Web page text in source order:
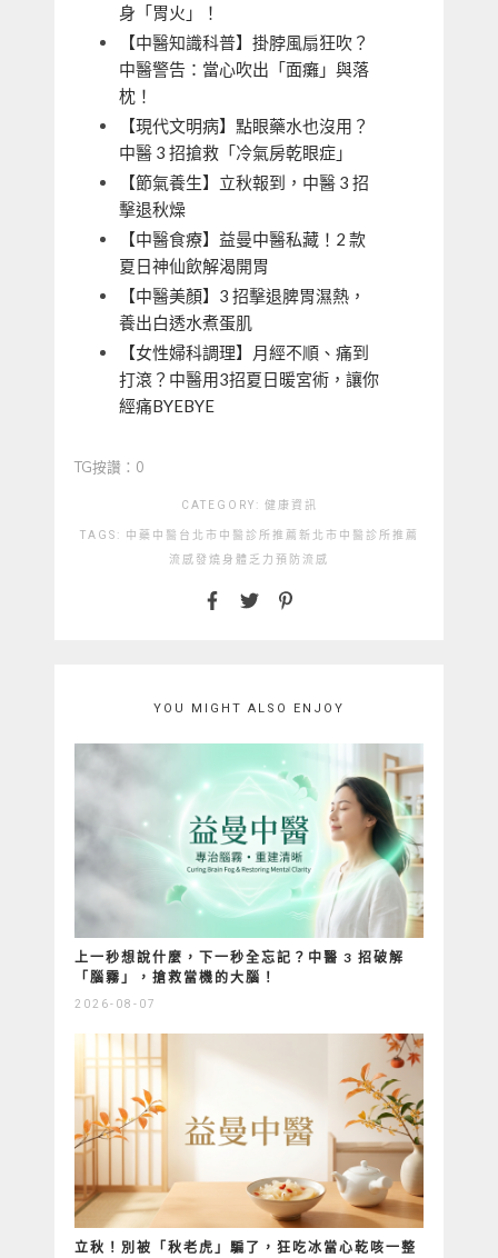
身「胃火」！
【中醫知識科普】掛脖風扇狂吹？
中醫警告：當心吹出「面癱」與落
枕！
【現代文明病】點眼藥水也沒用？
中醫 3 招搶救「冷氣房乾眼症」
【節氣養生】立秋報到，中醫 3 招
擊退秋燥
【中醫食療】益曼中醫私藏！2 款
夏日神仙飲解渴開胃
【中醫美顏】3 招擊退脾胃濕熱，
養出白透水煮蛋肌
【女性婦科調理】月經不順、痛到
打滾？中醫用3招夏日暖宮術，讓你
經痛BYEBYE
TG按讚：0
CATEGORY: 健康資訊
TAGS: 中藥 中醫 台北市中醫診所推薦 新北市中醫診所推薦
流感 發燒 身體乏力 預防流感
YOU MIGHT ALSO ENJOY
上一秒想說什麼，下一秒全忘記？中醫 3 招破解
「腦霧」，搶救當機的大腦！
2026-08-07
立秋！別被「秋老虎」騙了，狂吃冰當心乾咳一整